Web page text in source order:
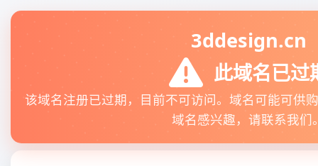
3ddesign.cn
此域名已过
该域名注册已过期，目前不可访问。域名可能可供
域名感兴趣，请联系我们